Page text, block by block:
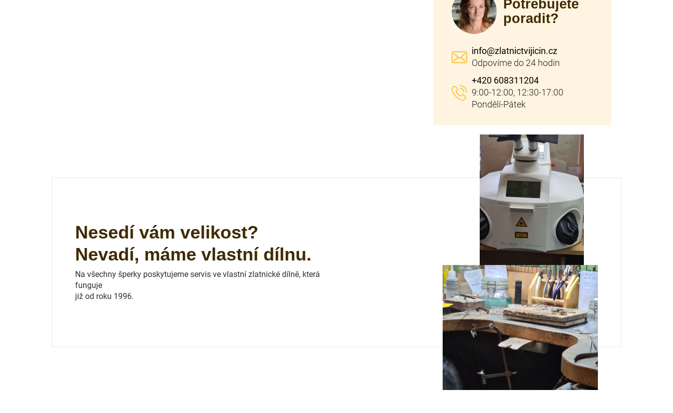
Potřebujete
poradit?
info@zlatnictvijicin.cz
+420 608311204
Nesedí vám velikost?
Nevadí, máme vlastní dílnu.
Na všechny šperky poskytujeme servis ve vlastní zlatnické dílně, která
funguje
již od roku 1996.